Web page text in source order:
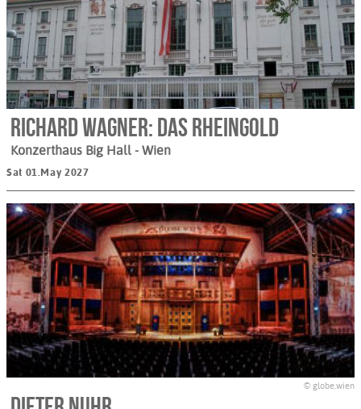
Richard Wagner: Das Rheingold
Konzerthaus Big Hall - Wien
Sat 01.May 2027
© globe.wien